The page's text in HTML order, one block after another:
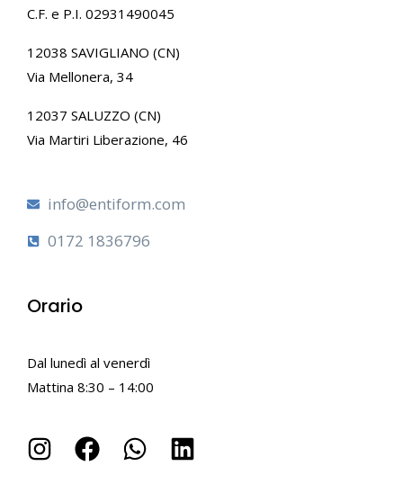
C.F. e P.I. 02931490045
12038 SAVIGLIANO (CN)
Via Mellonera, 34
12037 SALUZZO (CN)
Via Martiri Liberazione, 46
info@entiform.com
0172 1836796
Orario
Dal lunedì al venerdì
Mattina 8:30 – 14:00